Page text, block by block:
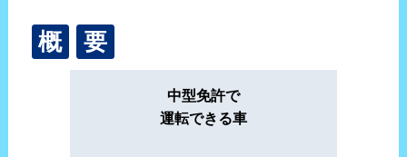
概 要
中型免許で
運転できる車